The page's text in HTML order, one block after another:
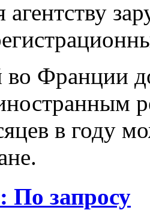
агентству
Франции
в году
По запросу